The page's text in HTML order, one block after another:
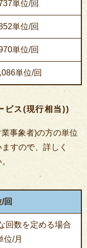
単位/回
単位/回
単位/回
単位/回
ビス(現行相当))
事象者)の方の単位
すので、詳しく
回
回数を定める場合
位/月